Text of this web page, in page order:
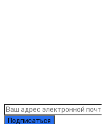
Подписаться